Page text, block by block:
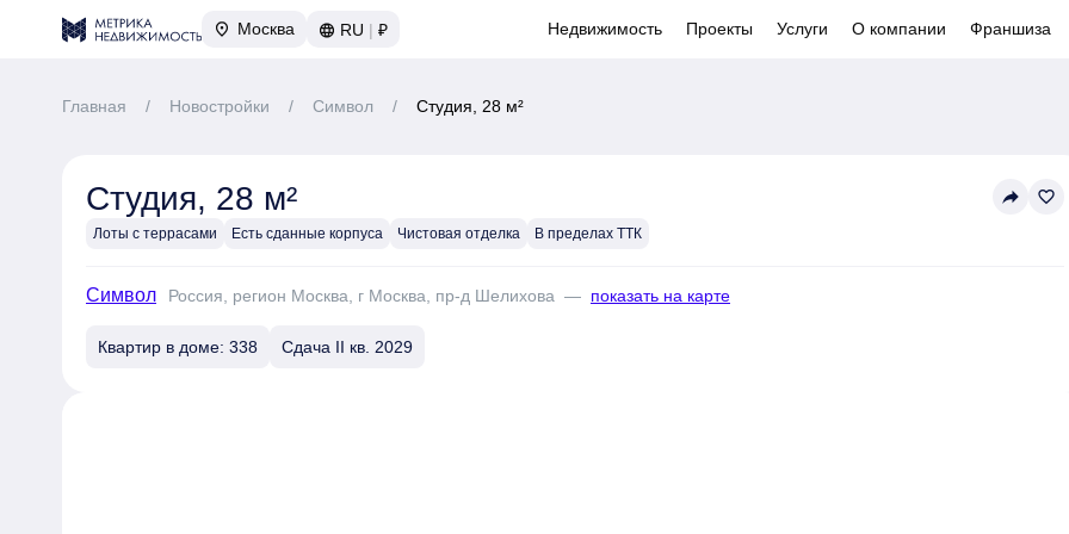
Москва RU | ₽ Недвижимость Проекты Услуги О компании Франшиза
Главная / Новостройки / Символ / Студия, 28 м²
Студия, 28 м²
Лоты с террасами Есть сданные корпуса Чистовая отделка В пределах ТТК
reply favorite_border
Символ Россия, регион Москва, г Москва, пр-д Шелихова — показать на карте
Квартир в доме: 338 Сдача II кв. 2029